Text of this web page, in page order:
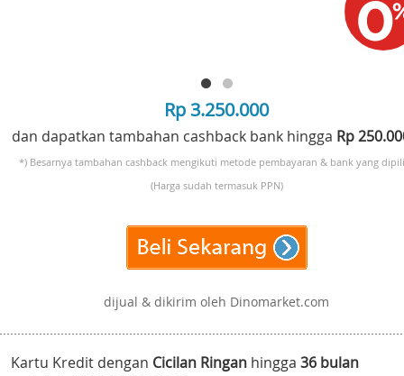
Rp 3.250.000
dan dapatkan tambahan cashback bank hingga Rp
*) Besarnya tambahan cashback mengikuti metode pembayaran & bank yang
(Harga sudah termasuk PPN)
dijual & dikirim oleh Dinomarket.com
Kartu Kredit dengan Cicilan Ringan hingga 36 bulan